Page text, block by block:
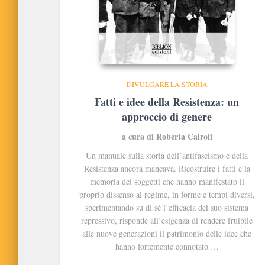
DIVULGARE LA STORIA
Fatti e idee della Resistenza: un
approccio di genere
a cura di Roberta Cairoli
Un manuale sulla storia dell’antifascismo e della
Resistenza ancora mancava. Ricostruire i fatti e la
memoria dei soggetti che hanno manifestato il
proprio dissenso al regime, in forme e tempi diversi,
sperimentando su di sé l’efficacia del suo sistema
repressivo, risponde all’esigenza di rendere fruibile
alle nuove generazioni il patrimonio delle idee che
hanno fortemente connotato …